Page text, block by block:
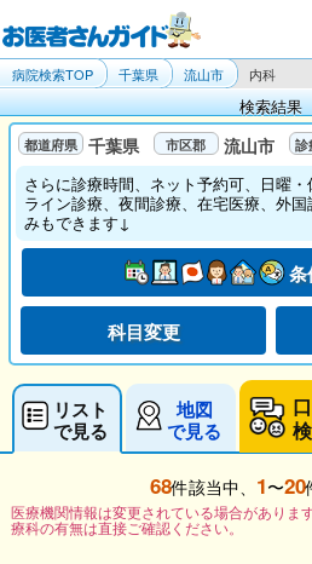
病院検索TOP 千葉県 流山市 内科
検索結果
千葉県 流山市
さらに診療時間、ネット予約可、日曜
ライン診療、夜間診療、在宅医療、外
みもできます↓
科目変更
リスト
で見る
地図
で見る
68件該当中、 1〜20
医療機関情報は変更されている場合がありま
療科の有無は直接ご確認ください。